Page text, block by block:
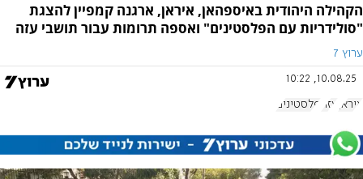
הקהילה היהודית באיספהאן, איראן, ארגנה קמפיין להצגת
"סולידריות עם הפלסטינים" ואספה תרומות עבור תושבי עזה
ערוץ 7
10.08.25, 10:22
איראן עזה פלסטינים